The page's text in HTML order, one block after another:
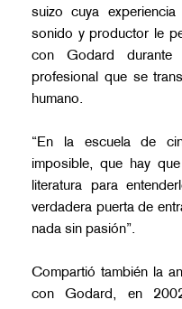
suizo cuya
sonido y productor le
con Godard durante
profesional que se
humano.
“En la escuela de
imposible, que hay
literatura para
verdadera puerta de
nada sin pasión”.
Compartió también la
con Godard, en